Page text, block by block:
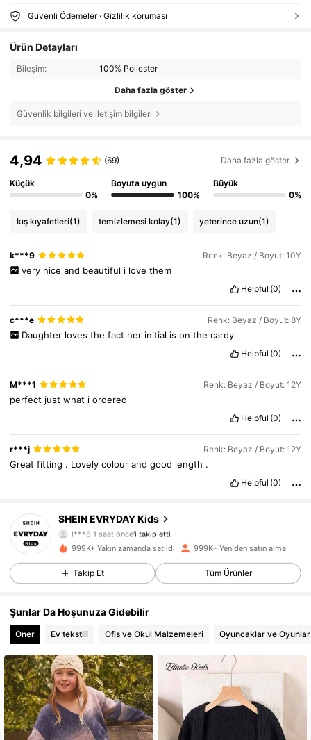
Güvenli Ödemeler · Gizlilik koruması
Ürün Detayları
Bileşim: 100% Poliester
Daha fazla göster
Güvenlik bilgileri ve iletişim bilgileri
4,94 (69) Daha fazla göster
Küçük
0%
Boyuta uygun
100%
Büyük
0%
kış kıyafetleri(1) temizlemesi kolay(1) yeterince uzun(1)
k***9 Renk: Beyaz / Boyut: 10Y
very nice and beautiful i love them
Helpful (0)
c***e Renk: Beyaz / Boyut: 8Y
Daughter loves the fact her initial is on the cardy
Helpful (0)
M***1 Renk: Beyaz / Boyut: 12Y
perfect justwhat iordered
Helpful (0)
r***j Renk: Beyaz / Boyut: 12Y
Greatfitting . Lovelycolourandgood length .
Helpful (0)
SHEIN EVRYDAY Kids
4,90
427K Takipçiler
l***6 1 saat önce'i takip etti
r***0göz atıyor
4,90 427K Takipçiler
4,90 427K Takipçiler
4,90 427K Takipçiler
999K+ Yakın zamanda satıldı 999K+ Yeniden satın alma
Takip Et Tüm Ürünler
Şunlar Da Hoşunuza Gidebilir
Öner Ev tekstili Ofis ve Okul Malzemeleri Oyuncaklar ve Oyunlar